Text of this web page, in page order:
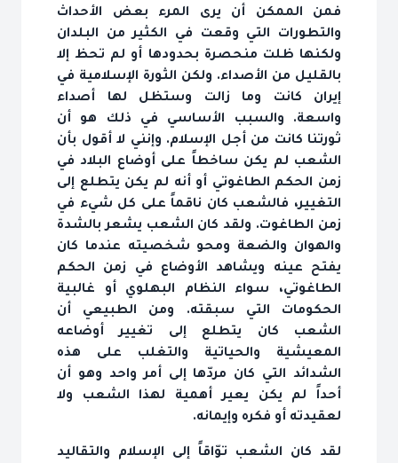
فمن الممكن أن يرى المرء بعض الأحداث
والتطورات التي وقعت في الكثير من البلدان
ولكنها ظلت منحصرة بحدودها أو لم تحظ إلا
بالقليل من الأصداء. ولكن الثورة الإسلامية في
إيران كانت وما زالت وستظل لها أصداء
واسعة. والسبب الأساسي في ذلك هو أن
ثورتنا كانت من أجل الإسلام. وإنني لا أقول بأن
الشعب لم يكن ساخطاً على أوضاع البلاد في
زمن الحكم الطاغوتي أو أنه لم يكن يتطلع إلى
التغيير، فالشعب كان ناقماً على كل شيء في
زمن الطاغوت. ولقد كان الشعب يشعر بالشدة
والهوان والضعة ومحو شخصيته عندما كان
يفتح عينه ويشاهد الأوضاع في زمن الحكم
الطاغوتي، سواء النظام البهلوي أو غالبية
الحكومات التي سبقته. ومن الطبيعي أن
الشعب كان يتطلع إلى تغيير أوضاعه
المعيشية والحياتية والتغلب على هذه
الشدائد التي كان مردّها إلى أمر واحد وهو أن
أحداً لم يكن يعير أهمية لهذا الشعب ولا
لعقيدته أو فكره وإيمانه.
لقد كان الشعب توّاقاً إلى الإسلام والتقاليد